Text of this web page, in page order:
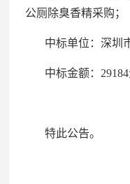
公厕除臭香精采购；
中标单位：深圳
中标金额：29184
特此公告。